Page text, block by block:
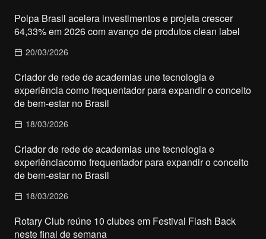
Polpa Brasil acelera investimentos e projeta crescer
64,33% em 2026 com avanço de produtos clean label
20/03/2026
Criador de rede de academias une tecnologia e
experiência como frequentador para expandir o conceito
de bem-estar no Brasil
18/03/2026
Criador de rede de academias une tecnologia e
experiênciacomo frequentador para expandir o conceito
de bem-estar no Brasil
18/03/2026
Rotary Club reúne 10 clubes em Festival Flash Back
neste final de semana